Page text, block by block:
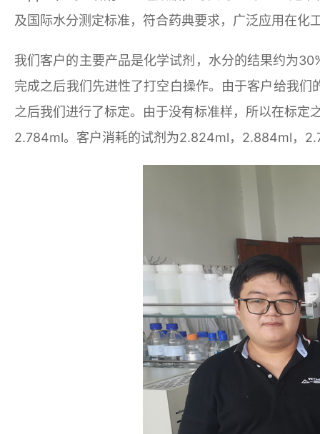
及国际水分测定标准，符合药典要求，广泛应用在
我们客户的主要产品是化学试剂，水分的结果约为
完成之后我们先进性了打空白操作。由于客户给我
之后我们进行了标定。由于没有标准样，所以在标
2.784ml。客户消耗的试剂为2.824ml，2.884ml，